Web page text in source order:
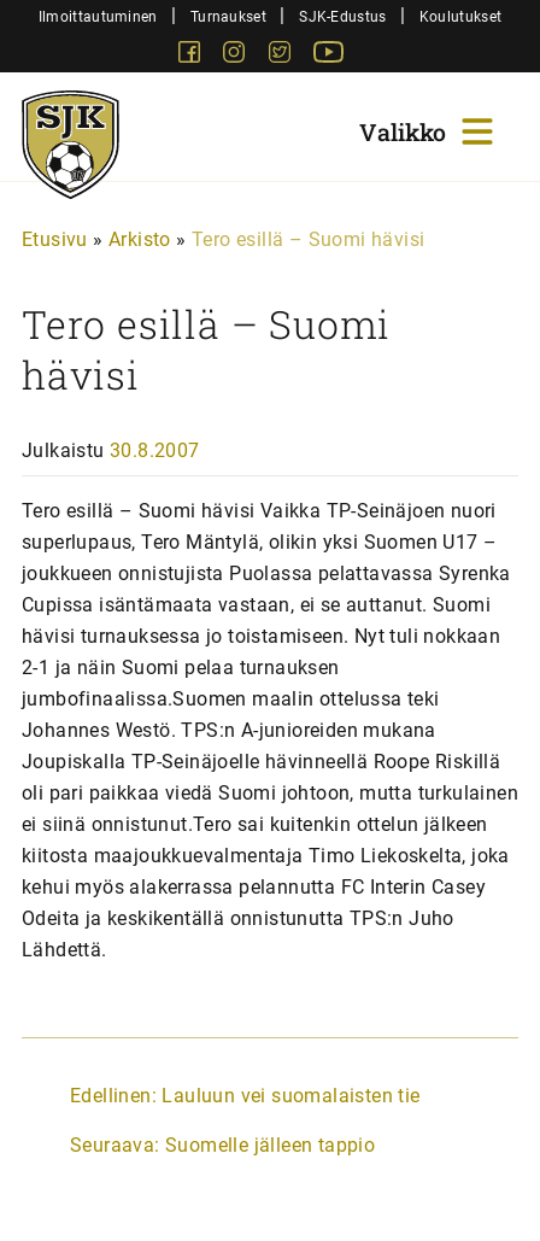
SiirryIlmoittautuminen | Turnaukset | SJK-Edustus | Koulutukset
FacebookInstagram
Twitter
Sjk-
Juniorit
Etusivu » Arkisto » Tero esillä – Suomi hävisi
Tero esillä – Suomi
hävisi
Julkaistu 30.8.2007
Tero esillä – Suomi hävisi Vaikka TP-Seinäjoen nuori
superlupaus, Tero Mäntylä, olikin yksi Suomen U17 –
joukkueen onnistujista Puolassa pelattavassa Syrenka
Cupissa isäntämaata vastaan, ei se auttanut. Suomi
hävisi turnauksessa jo toistamiseen. Nyt tuli nokkaan
2-1 ja näin Suomi pelaa turnauksen
jumbofinaalissa.Suomen maalin ottelussa teki
Johannes Westö. TPS:n A-junioreiden mukana
Joupiskalla TP-Seinäjoelle hävinneellä Roope Riskillä
oli pari paikkaa viedä Suomi johtoon, mutta turkulainen
ei siinä onnistunut.Tero sai kuitenkin ottelun jälkeen
kiitosta maajoukkuevalmentaja Timo Liekoskelta, joka
kehui myös alakerrassa pelannutta FC Interin Casey
Odeita ja keskikentällä onnistunutta TPS:n Juho
Lähdettä.
A
t
Edellinen: Lauluun vei suomalaisten tie
Seuraava: Suomelle jälleen tappio